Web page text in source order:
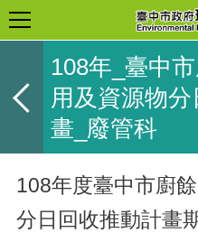
108年_臺中
用及資源物
畫_廢管科
108年度臺中市廚
分日回收推動計畫